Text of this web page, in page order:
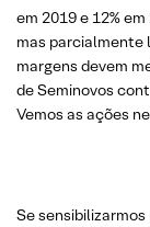
em 2019 e 12%
mas parcialmente
margens devem
de Seminovos
Vemos as ações
Se